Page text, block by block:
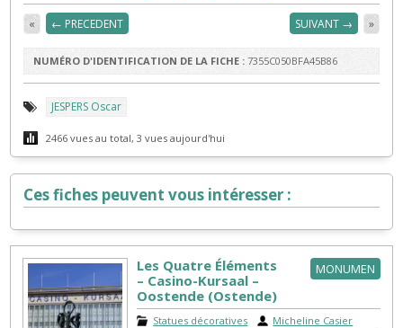
« ← PRECEDENT SUIVANT → »
NUMÉRO D'IDENTIFICATION DE LA FICHE : 7355C050BFA45B86
JESPERS Oscar
2466 vues au total, 3 vues aujourd'hui
Ces fiches peuvent vous intéresser :
MONUMEN
Les Quatre Éléments
– Casino-Kursaal –
Oostende (Ostende)
Statues décoratives Micheline Casier